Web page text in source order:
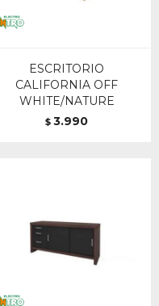
ESCRITORIO
CALIFORNIA OFF
WHITE/NATURE
$ 3.990